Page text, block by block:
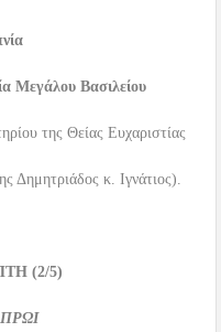
Μεγάλου Βασιλείου
της Θείας Ευχαριστίας
Δημητριάδος κ. Ιγνάτιος).
(2/5)